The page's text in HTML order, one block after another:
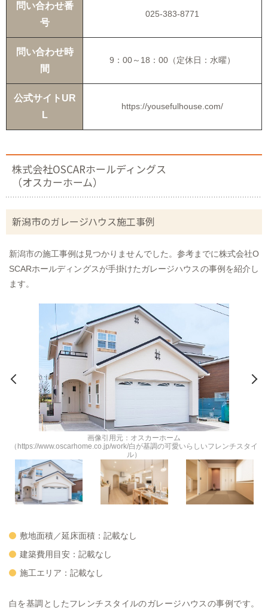
問い合わせ番
号
025-383-8771
問い合わせ時
間
9：00～18：00（定休日：水曜）
公式サイトUR
L
https://yousefulhouse.com/
株式会社OSCARホールディングス
（オスカーホーム）
新潟市のガレージハウス施工事例
新潟市の施工事例は見つかりませんでした。参考までに株式会社O
SCARホールディングスが手掛けたガレージハウスの事例を紹介し
ます。
画像引用元：オスカーホーム
（https://www.oscarhome.co.jp/work/白が基調の可愛いらしいフレンチスタイ
ル）
敷地面積／延床面積：記載なし
建築費用目安：記載なし
施工エリア：記載なし
白を基調としたフレンチスタイルのガレージハウスの事例です。